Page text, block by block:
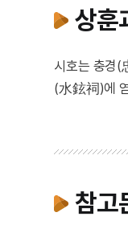
상훈
시호는 충경(
(水鉉祠)에
참고